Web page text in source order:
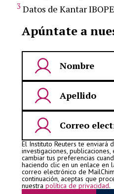
3 Datos de Kantar
Apúntate a
El Instituto Reuters te enviará
investigaciones, publicaciones,
cambiar tus preferencias
haciendo clic en un enlace
correo electrónico de
continuación, aceptas que
nuestra política de privacidad.